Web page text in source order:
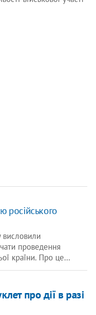
російського
проведення
країни. Про це…
про дії в разі